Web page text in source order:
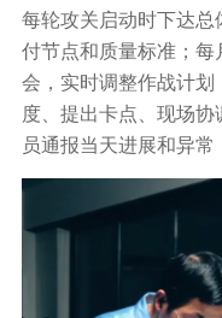
每轮攻关启动时下达总
付节点和质量标准；
会，实时调整作战计
度、提出卡点、现场
员通报当天进展和异常